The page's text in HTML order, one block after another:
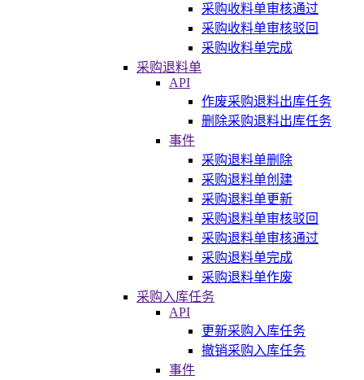
采购收料单审核通过
采购收料单审核驳回
采购收料单完成
采购退料单
API
作废采购退料出库任务
删除采购退料出库任务
事件
采购退料单删除
采购退料单创建
采购退料单更新
采购退料单审核驳回
采购退料单审核通过
采购退料单完成
采购退料单作废
采购入库任务
API
更新采购入库任务
撤销采购入库任务
事件